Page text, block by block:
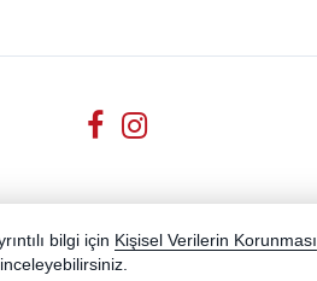
bilgi için Kişisel Verilerin Korunması
inceleyebilirsiniz.